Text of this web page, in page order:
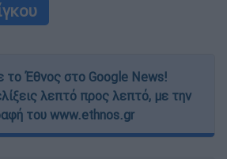
το Έθνος στο Google News!
λεπτό προς λεπτό, με την
του www.ethnos.gr